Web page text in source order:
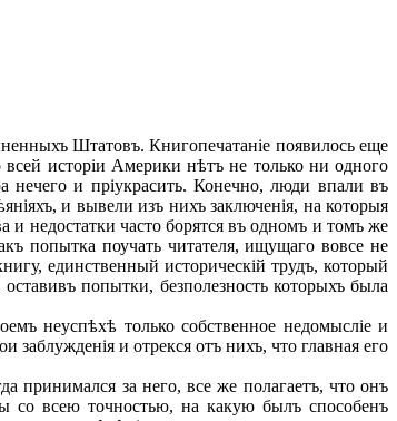
Штатовъ. Книгопечатаніе появилось еще
исторіи Америки нѣтъ не только ни одного
нечего и пріукрасить. Конечно, люди впали въ
и вывели изъ нихъ заключенія, на которыя
и недостатки часто борятся въ одномъ и томъ же
попытка поучать читателя, ищущаго вовсе не
единственный историческій трудъ, который
попытки, безполезность которыхъ была
неуспѣхѣ только собственное недомысліе и
заблужденія и отрекся отъ нихъ, что главная его
принимался за него, все же полагаетъ, что онъ
со всею точностью, на какую былъ способенъ